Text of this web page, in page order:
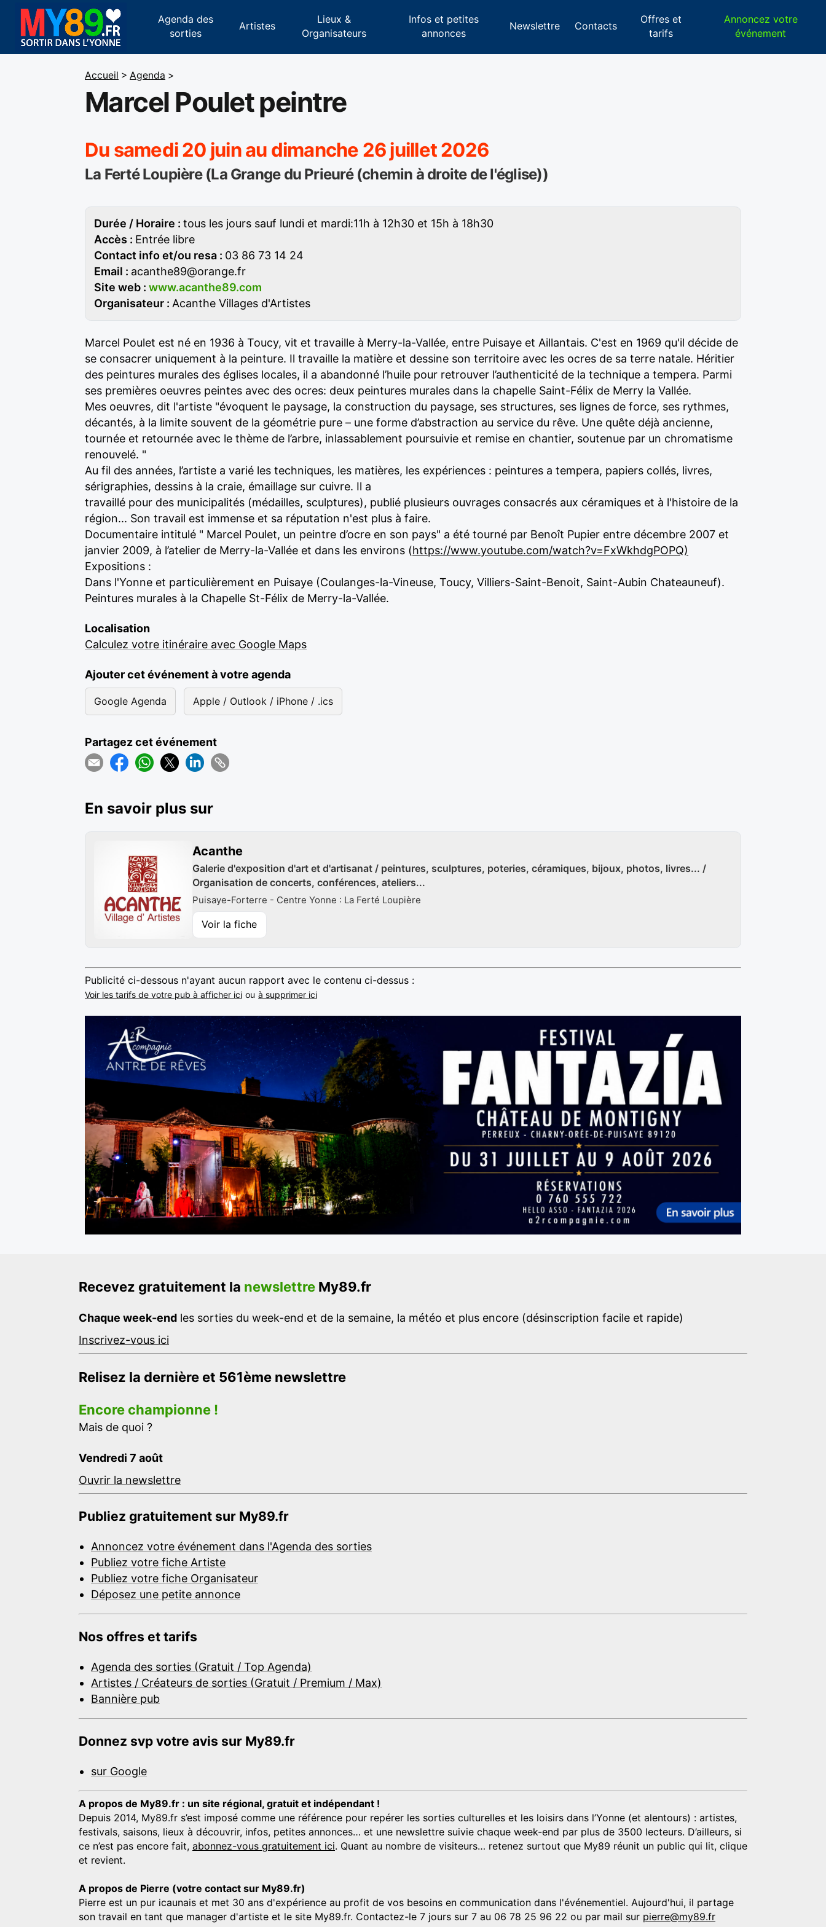
Agenda des
sorties
Artistes
Lieux &
Organisateurs
Infos et petites
annonces
Newslettre Contacts
Offres et
tarifs
Annoncez votre
événement
Accueil > Agenda >
Marcel Poulet peintre
Du samedi 20 juin au dimanche 26 juillet 2026
La Ferté Loupière (La Grange du Prieuré (chemin à droite de l'église))
Durée / Horaire : tous les jours sauf lundi et mardi:11h à 12h30 et 15h à 18h30
Accès : Entrée libre
Contact info et/ou resa : 03 86 73 14 24
Email : acanthe89@orange.fr
Site web : www.acanthe89.com
Organisateur : Acanthe Villages d'Artistes
Marcel Poulet est né en 1936 à Toucy, vit et travaille à Merry-la-Vallée, entre Puisaye et Aillantais. C'est en 1969 qu'il décide de
se consacrer uniquement à la peinture. Il travaille la matière et dessine son territoire avec les ocres de sa terre natale. Héritier
des peintures murales des églises locales, il a abandonné l’huile pour retrouver l’authenticité de la technique a tempera. Parmi
ses premières oeuvres peintes avec des ocres: deux peintures murales dans la chapelle Saint-Félix de Merry la Vallée.
Mes oeuvres, dit l'artiste "évoquent le paysage, la construction du paysage, ses structures, ses lignes de force, ses rythmes,
décantés, à la limite souvent de la géométrie pure – une forme d’abstraction au service du rêve. Une quête déjà ancienne,
tournée et retournée avec le thème de l’arbre, inlassablement poursuivie et remise en chantier, soutenue par un chromatisme
renouvelé. "
Au fil des années, l’artiste a varié les techniques, les matières, les expériences : peintures a tempera, papiers collés, livres,
sérigraphies, dessins à la craie, émaillage sur cuivre. Il a
travaillé pour des municipalités (médailles, sculptures), publié plusieurs ouvrages consacrés aux céramiques et à l'histoire de la
région... Son travail est immense et sa réputation n'est plus à faire.
Documentaire intitulé " Marcel Poulet, un peintre d’ocre en son pays" a été tourné par Benoît Pupier entre décembre 2007 et
janvier 2009, à l’atelier de Merry-la-Vallée et dans les environs (https://www.youtube.com/watch?v=FxWkhdgPOPQ)
Expositions :
Dans l'Yonne et particulièrement en Puisaye (Coulanges-la-Vineuse, Toucy, Villiers-Saint-Benoit, Saint-Aubin Chateauneuf).
Peintures murales à la Chapelle St-Félix de Merry-la-Vallée.
Localisation
Calculez votre itinéraire avec Google Maps
Ajouter cet événement à votre agenda
Google Agenda Apple / Outlook / iPhone / .ics
Partagez cet événement
En savoir plus sur
Acanthe
Galerie d'exposition d'art et d'artisanat / peintures, sculptures, poteries, céramiques, bijoux, photos, livres... /
Organisation de concerts, conférences, ateliers...
Puisaye-Forterre - Centre Yonne : La Ferté Loupière
Voir la fiche
Publicité ci-dessous n'ayant aucun rapport avec le contenu ci-dessus :
Voir les tarifs de votre pub à afficher ici ou à supprimer ici
Recevez gratuitement la newslettre My89.fr
Chaque week-end les sorties du week-end et de la semaine, la météo et plus encore (désinscription facile et rapide)
Inscrivez-vous ici
Relisez la dernière et 561ème newslettre
Encore championne !
Mais de quoi ?
Vendredi 7 août
Ouvrir la newslettre
Publiez gratuitement sur My89.fr
Annoncez votre événement dans l'Agenda des sorties
Publiez votre fiche Artiste
Publiez votre fiche Organisateur
Déposez une petite annonce
Nos offres et tarifs
Agenda des sorties (Gratuit / Top Agenda)
Artistes / Créateurs de sorties (Gratuit / Premium / Max)
Bannière pub
Donnez svp votre avis sur My89.fr
sur Google
A propos de My89.fr : un site régional, gratuit et indépendant !
Depuis 2014, My89.fr s’est imposé comme une référence pour repérer les sorties culturelles et les loisirs dans l’Yonne (et alentours) : artistes,
festivals, saisons, lieux à découvrir, infos, petites annonces… et une newslettre suivie chaque week-end par plus de 3500 lecteurs. D’ailleurs, si
ce n’est pas encore fait, abonnez-vous gratuitement ici. Quant au nombre de visiteurs… retenez surtout que My89 réunit un public qui lit, clique
et revient.
A propos de Pierre (votre contact sur My89.fr)
Pierre est un pur icaunais et met 30 ans d'expérience au profit de vos besoins en communication dans l'événementiel. Aujourd'hui, il partage
son travail en tant que manager d'artiste et le site My89.fr. Contactez-le 7 jours sur 7 au 06 78 25 96 22 ou par mail sur pierre@my89.fr